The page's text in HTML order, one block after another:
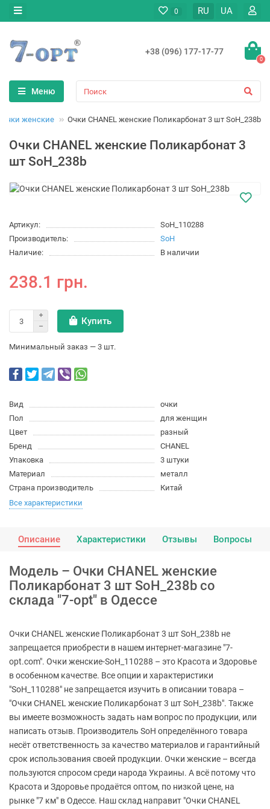
0 RU UA
+38 (096) 177-17-77
0
Меню
Очки женские Очки CHANEL женские Поликарбонат 3 шт SoH_238b
Очки CHANEL женские Поликарбонат 3
шт SoH_238b
Артикул:
SoH_110288
Производитель:
SoH
Наличие:
В наличии
238.1 грн.
Купить
Минимальный заказ — 3 шт.
Вид
очки
Пол
для женщин
Цвет
разный
Бренд
CHANEL
Упаковка
3 штуки
Материал
металл
Страна производитель
Китай
Все характеристики
Описание Характеристики Отзывы Вопросы
Модель – Очки CHANEL женские
Поликарбонат 3 шт SoH_238b со
склада "7-opt" в Одессе
Очки CHANEL женские Поликарбонат 3 шт SoH_238b не
запрещается приобрести в нашем интернет-магазине "7-
opt.com". Очки женские-SoH_110288 – это Красота и Здоровье
в особенном качестве. Все опции и характеристики
"SoH_110288" не запрещается изучить в описании товара –
"Очки CHANEL женские Поликарбонат 3 шт SoH_238b". Также
вы имеете возможность задать нам вопрос по продукции, или
написать отзыв. Производитель SoH определённого товара
несёт ответственность за качество материалов и гарантийный
срок использования своей продукции. Очки женские – всегда
пользуются спросом среди народа Украины. А всё потому что
Красота и Здоровье продаётся оптом, по низкой цене, на
рынке "7 км" в Одессе. Наш склад направит "Очки CHANEL